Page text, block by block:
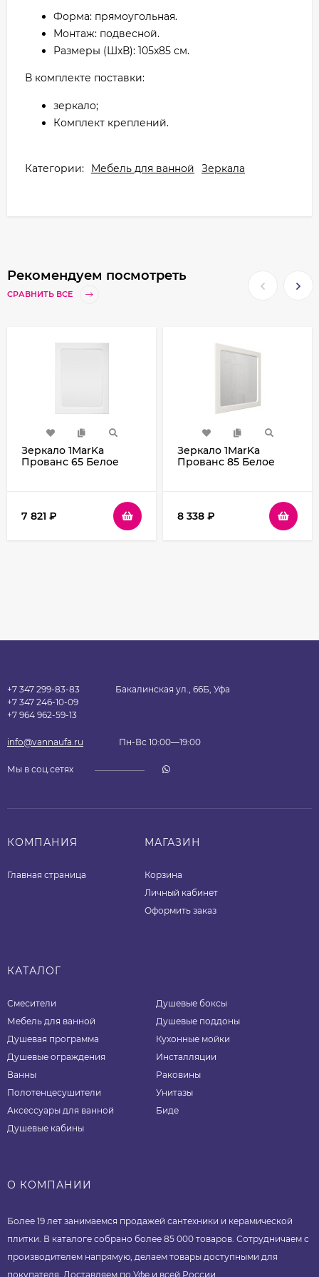
Форма: прямоугольная.
Монтаж: подвесной.
Размеры (ШxВ): 105x85 см.
В комплекте поставки:
зеркало;
Комплект креплений.
Категории: Мебель для ванной Зеркала
Рекомендуем посмотреть
СРАВНИТЬ ВСЕ
Зеркало 1MarKa
Прованс 65 Белое
7 821 ₽
Зеркало 1MarKa
Прованс 85 Белое
8 338 ₽
+7 347 299-83-83
+7 347 246-10-09
+7 964 962-59-13
Бакалинская ул., 66Б, Уфа
info@vannaufa.ru Пн-Вс 10:00—19:00
Мы в соц.сетях
КОМПАНИЯ
Главная страница
МАГАЗИН
Корзина
Личный кабинет
Оформить заказ
КАТАЛОГ
Смесители
Мебель для ванной
Душевая программа
Душевые ограждения
Ванны
Полотенцесушители
Аксессуары для ванной
Душевые кабины
Душевые боксы
Душевые поддоны
Кухонные мойки
Инсталляции
Раковины
Унитазы
Биде
О КОМПАНИИ
Более 19 лет занимаемся продажей сантехники и керамической
плитки. В каталоге собрано более 85 000 товаров. Сотрудничаем с
производителем напрямую, делаем товары доступными для
покупателя. Доставляем по Уфе и всей России.